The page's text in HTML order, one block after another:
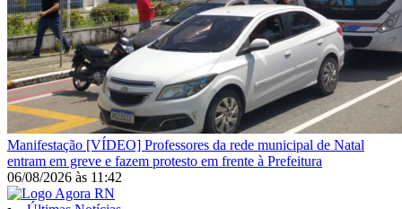
Manifestação [VÍDEO] Professores da rede municipal de Natal
entram em greve e fazem protesto em frente à Prefeitura
06/08/2026 às 11:42